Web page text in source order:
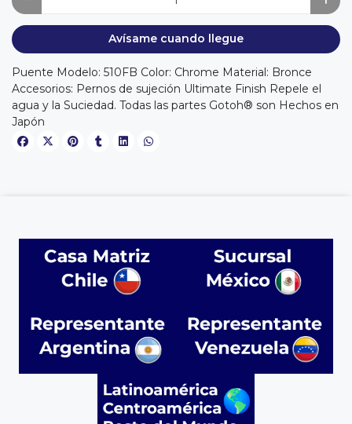
Avísame cuando llegue
Puente Modelo: 510FB Color: Chrome Material: Bronce
Accesorios: Pernos de sujeción Ultimate Finish Repele el
agua y la Suciedad. Todas las partes Gotoh® son Hechos en
Japón